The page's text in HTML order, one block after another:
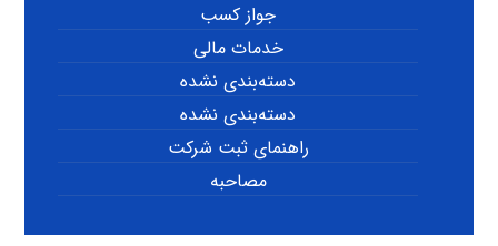
جواز کسب
خدمات مالی
دسته‌بندی نشده
دسته‌بندی نشده
راهنمای ثبت شرکت
مصاحبه